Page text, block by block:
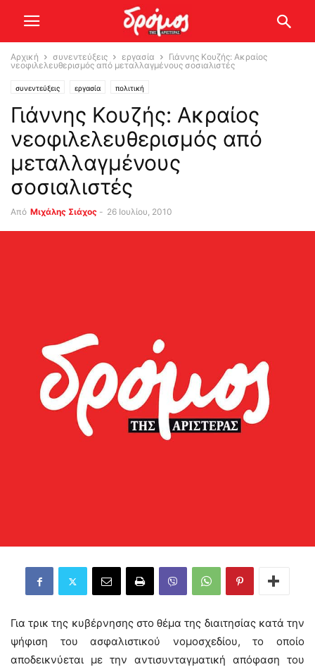
Αρχική συνεντεύξεις εργασία
Γιάννης Κουζής: Ακραίος
νεοφιλελευθερισμός από μεταλλαγμένους σοσιαλιστές
συνεντεύξεις εργασία πολιτική
Γιάννης Κουζής: Ακραίος
νεοφιλελευθερισμός από
μεταλλαγμένους
σοσιαλιστές
Από Μιχάλης Σιάχος - 26 Ιουλίου, 2010
Για τρικ της κυβέρνησης στο θέμα της διαιτησίας κατά την
ψήφιση του ασφαλιστικού νομοσχεδίου, το οποίο
αποδεικνύεται με την αντισυνταγματική απόφαση του